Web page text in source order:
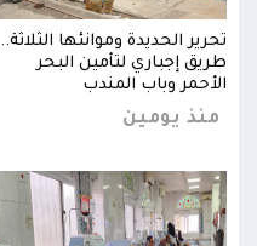
تحرير الحديدة وموانئها الثلاثة..
طريق إجباري لتأمين البحر
الأحمر وباب المندب
منذ يومين